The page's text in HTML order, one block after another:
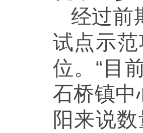
经过前
试点示
位。“目
石桥镇中
阳来说